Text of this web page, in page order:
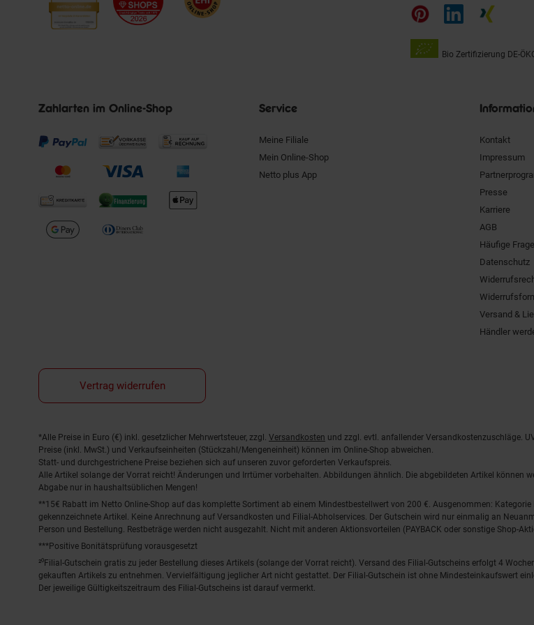
auf
Bio Zertifizierung DE-
Zahlarten im Online-Shop Service
Meine Filiale
Mein Online-Shop
Netto plus App
Kontakt
Impressum
Presse
Karriere
AGB
Häufige
Datenschutz
Versand &
Händler
Vertrag widerrufen
Fußnoten
*Alle Preise in Euro (€) inkl. gesetzlicher Mehrwertsteuer, zzgl. Versandkosten und zzgl. evtl. anfallender Versandkostenzuschläge.
Preise (inkl. MwSt.) und Verkaufseinheiten (Stückzahl/Mengeneinheit) können im Online-Shop abweichen.
Statt- und durchgestrichene Preise beziehen sich auf unseren zuvor geforderten Verkaufspreis.
Alle Artikel solange der Vorrat reicht! Änderungen und Irrtümer vorbehalten. Abbildungen ähnlich. Die abgebildeten Artikel können
Abgabe nur in haushaltsüblichen Mengen!
**15€ Rabatt im Netto Online-Shop auf das komplette Sortiment ab einem Mindestbestellwert von 200 €. Ausgenommen:
gekennzeichnete Artikel. Keine Anrechnung auf Versandkosten und Filial-Abholservices. Der Gutschein wird nur einmalig an
Person und Bestellung. Restbeträge werden nicht ausgezahlt. Nicht mit anderen Aktionsvorteilen (PAYBACK oder sonstige Shop-
***Positive Bonitätsprüfung vorausgesetzt
²⁰Filial-Gutschein gratis zu jeder Bestellung dieses Artikels (solange der Vorrat reicht). Versand des Filial-Gutscheins erfolgt 4
gekauften Artikels zu entnehmen. Vervielfältigung jeglicher Art nicht gestattet. Der Filial-Gutschein ist ohne Mindesteinkaufswert
Der jeweilige Gültigkeitszeitraum des Filial-Gutscheins ist darauf vermerkt.